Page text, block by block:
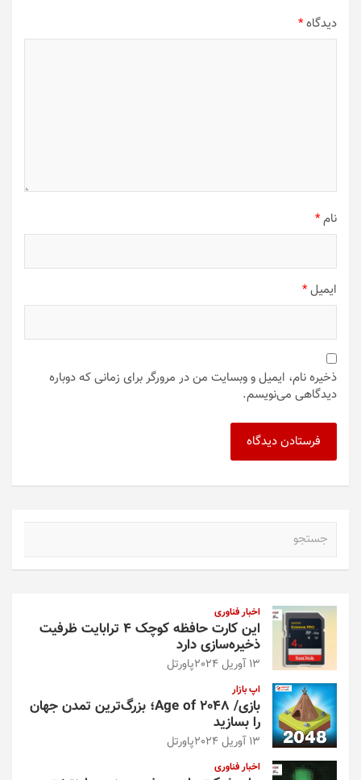
دیدگاه*
نام*
ایمیل*
ذخیره نام، ایمیل و وبسایت من در مرورگر برای زمانی که دوباره
دیدگاهی می‌نویسم.
اخبار فناوری
این کارت حافظه کوچک ۴ ترابایت ظرفیت
ذخیره‌سازی دارد
13 آوریل 2024 پاورتل
اپ بازار
بازی/ Age of 2048؛ بزرگ‌ترین تمدن جهان
را بسازید
13 آوریل 2024 پاورتل
اخبار فناوری